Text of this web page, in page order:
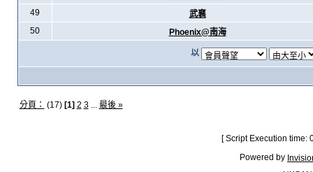
49
武襄
50
Phoenix@南海
以
分頁： (17) [1] 2 3... 最後 »
[ Script Execution
Powered by